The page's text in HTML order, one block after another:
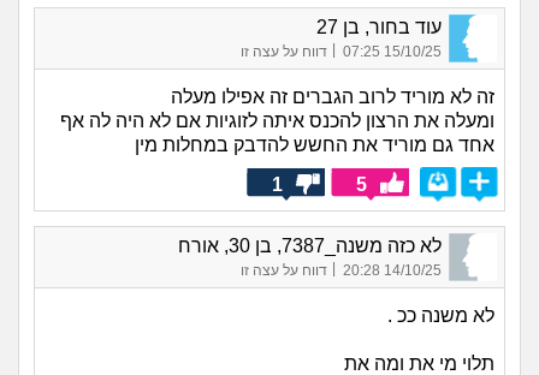
עוד בחור, בן 27
15/10/25 07:25
| דווח על עצה זו
זה לא מוריד לרוב הגברים זה אפילו מעלה
ומעלה את הרצון להכנס איתה לזוגיות אם לא היה לה אף
אחד גם מוריד את החשש להדבק במחלות מין
5
1
לא כזה משנה_7387, בן 30, אורח
14/10/25 20:28
| דווח על עצה זו
לא משנה ככ .
תלוי מי את ומה את